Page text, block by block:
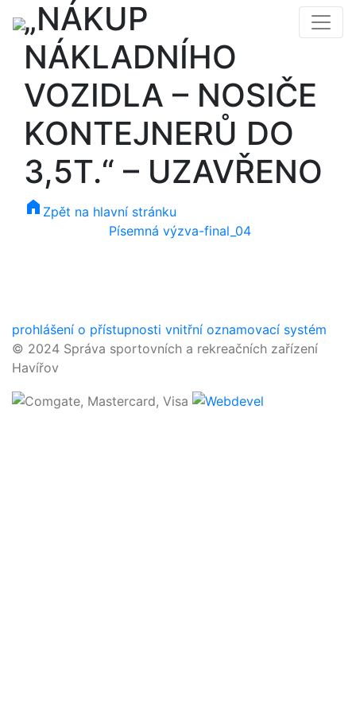
„NÁKUP
NÁKLADNÍHO
VOZIDLA – NOSIČE
KONTEJNERŮ DO
3,5T.“ – UZAVŘENO
home Zpět na hlavní stránku
Písemná výzva-final_04
prohlášení o přístupnosti vnitřní oznamovací systém
© 2024 Správa sportovních a rekreačních zařízení
Havířov